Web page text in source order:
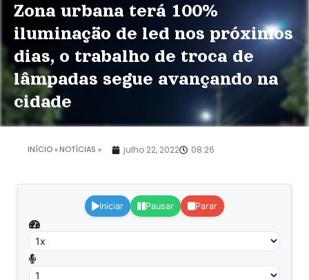
Zona urbana terá 100%
iluminação de led nos próximos
dias, o trabalho de troca de
lâmpadas segue avançando na
cidade
julho 22, 2022 08:26
INÍCIO »NOTÍCIAS »
Iniciar Pausar Parar